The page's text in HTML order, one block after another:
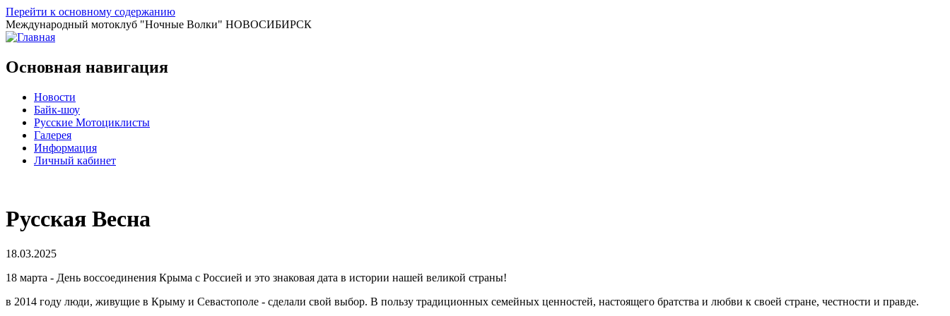
Перейти к основному содержанию
Международный мотоклуб "Ночные Волки" НОВОСИБИРСК
Основная навигация
Новости
Байк-шоу
Русские Мотоциклисты
Галерея
Информация
Личный кабинет
Русская Весна
18.03.2025
18 марта - День воссоединения Крыма с Россией и это знаковая дата в истории нашей великой страны!
в 2014 году люди, живущие в Крыму и Севастополе - сделали свой выбор. В пользу традиционных семейных ценностей, настоящего братства и любви к своей стране, честности и правде.